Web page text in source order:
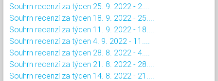
Souhrn recenzí za týden 25. 9. 2022 - 2....
Souhrn recenzí za týden 18. 9. 2022 - 25....
Souhrn recenzí za týden 11. 9. 2022 - 18....
Souhrn recenzí za týden 4. 9. 2022 - 11....
Souhrn recenzí za týden 28. 8. 2022 - 4....
Souhrn recenzí za týden 21. 8. 2022 - 28....
Souhrn recenzí za týden 14. 8. 2022 - 21....